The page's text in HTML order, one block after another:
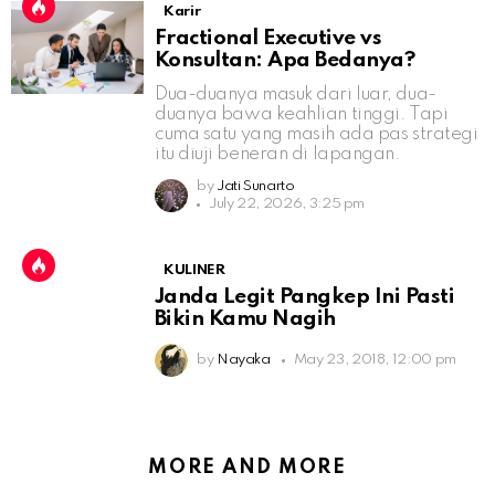
Karir
Fractional Executive vs
Konsultan: Apa Bedanya?
Dua-duanya masuk dari luar, dua-
duanya bawa keahlian tinggi. Tapi
cuma satu yang masih ada pas strategi
itu diuji beneran di lapangan.
by Jati Sunarto
July 22, 2026, 3:25 pm
KULINER
Janda Legit Pangkep Ini Pasti
Bikin Kamu Nagih
by Nayaka May 23, 2018, 12:00 pm
MORE AND MORE